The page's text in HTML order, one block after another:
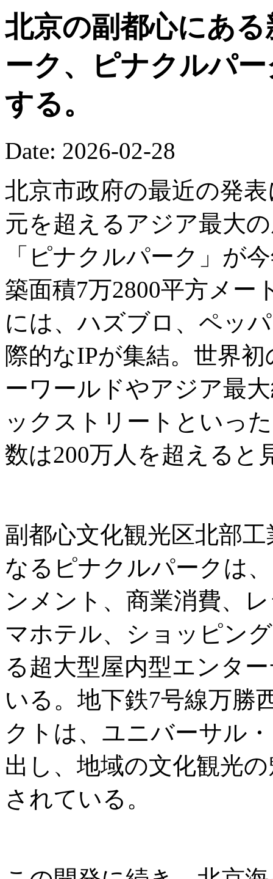
北京の副都心にあ
ーク、ピナクルパ
する。
Date: 2026-02-28
北京市政府の最近の発
元を超えるアジア最大
「ピナクルパーク」が
築面積7万2800平方メ
には、ハズブロ、ペッ
際的なIPが集結。世界
ーワールドやアジア最
ックストリートといっ
数は200万人を超えると
副都心文化観光区北部
なるピナクルパークは
ンメント、商業消費、
マホテル、ショッピン
る超大型屋内型エンタ
いる。地下鉄7号線万勝
クトは、ユニバーサル
出し、地域の文化観光
されている。